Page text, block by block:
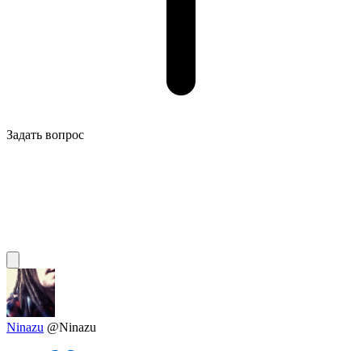
Задать вопрос
Ninazu @Ninazu